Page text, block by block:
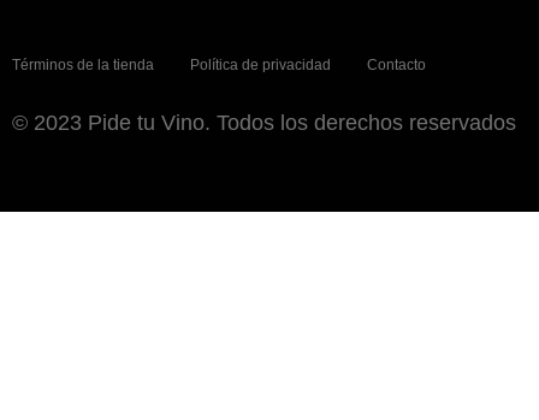
Términos de la tienda Política de privacidad Contacto
© 2023 Pide tu Vino. Todos los derechos reservados